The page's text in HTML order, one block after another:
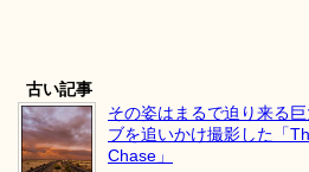
古い記事
その姿はまるで迫り来る
ブを追いかけ撮影した「
Chase」